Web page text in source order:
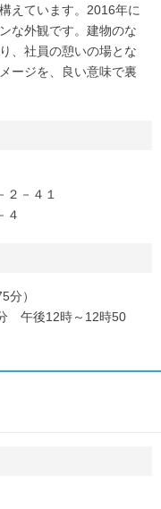
えています。2016年に
な外観です。建物のな
、社員の憩いの場とな
ージを、良い意味で裏
－４１
４
分）
午後12時～12時50